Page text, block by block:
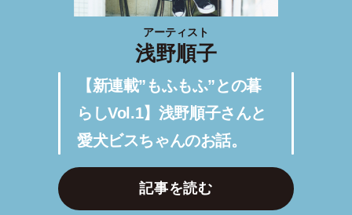
アーティスト
浅野順子
【新連載”もふもふ”との暮
らしVol.1】浅野順子さんと
愛犬ビスちゃんのお話。
記事を読む